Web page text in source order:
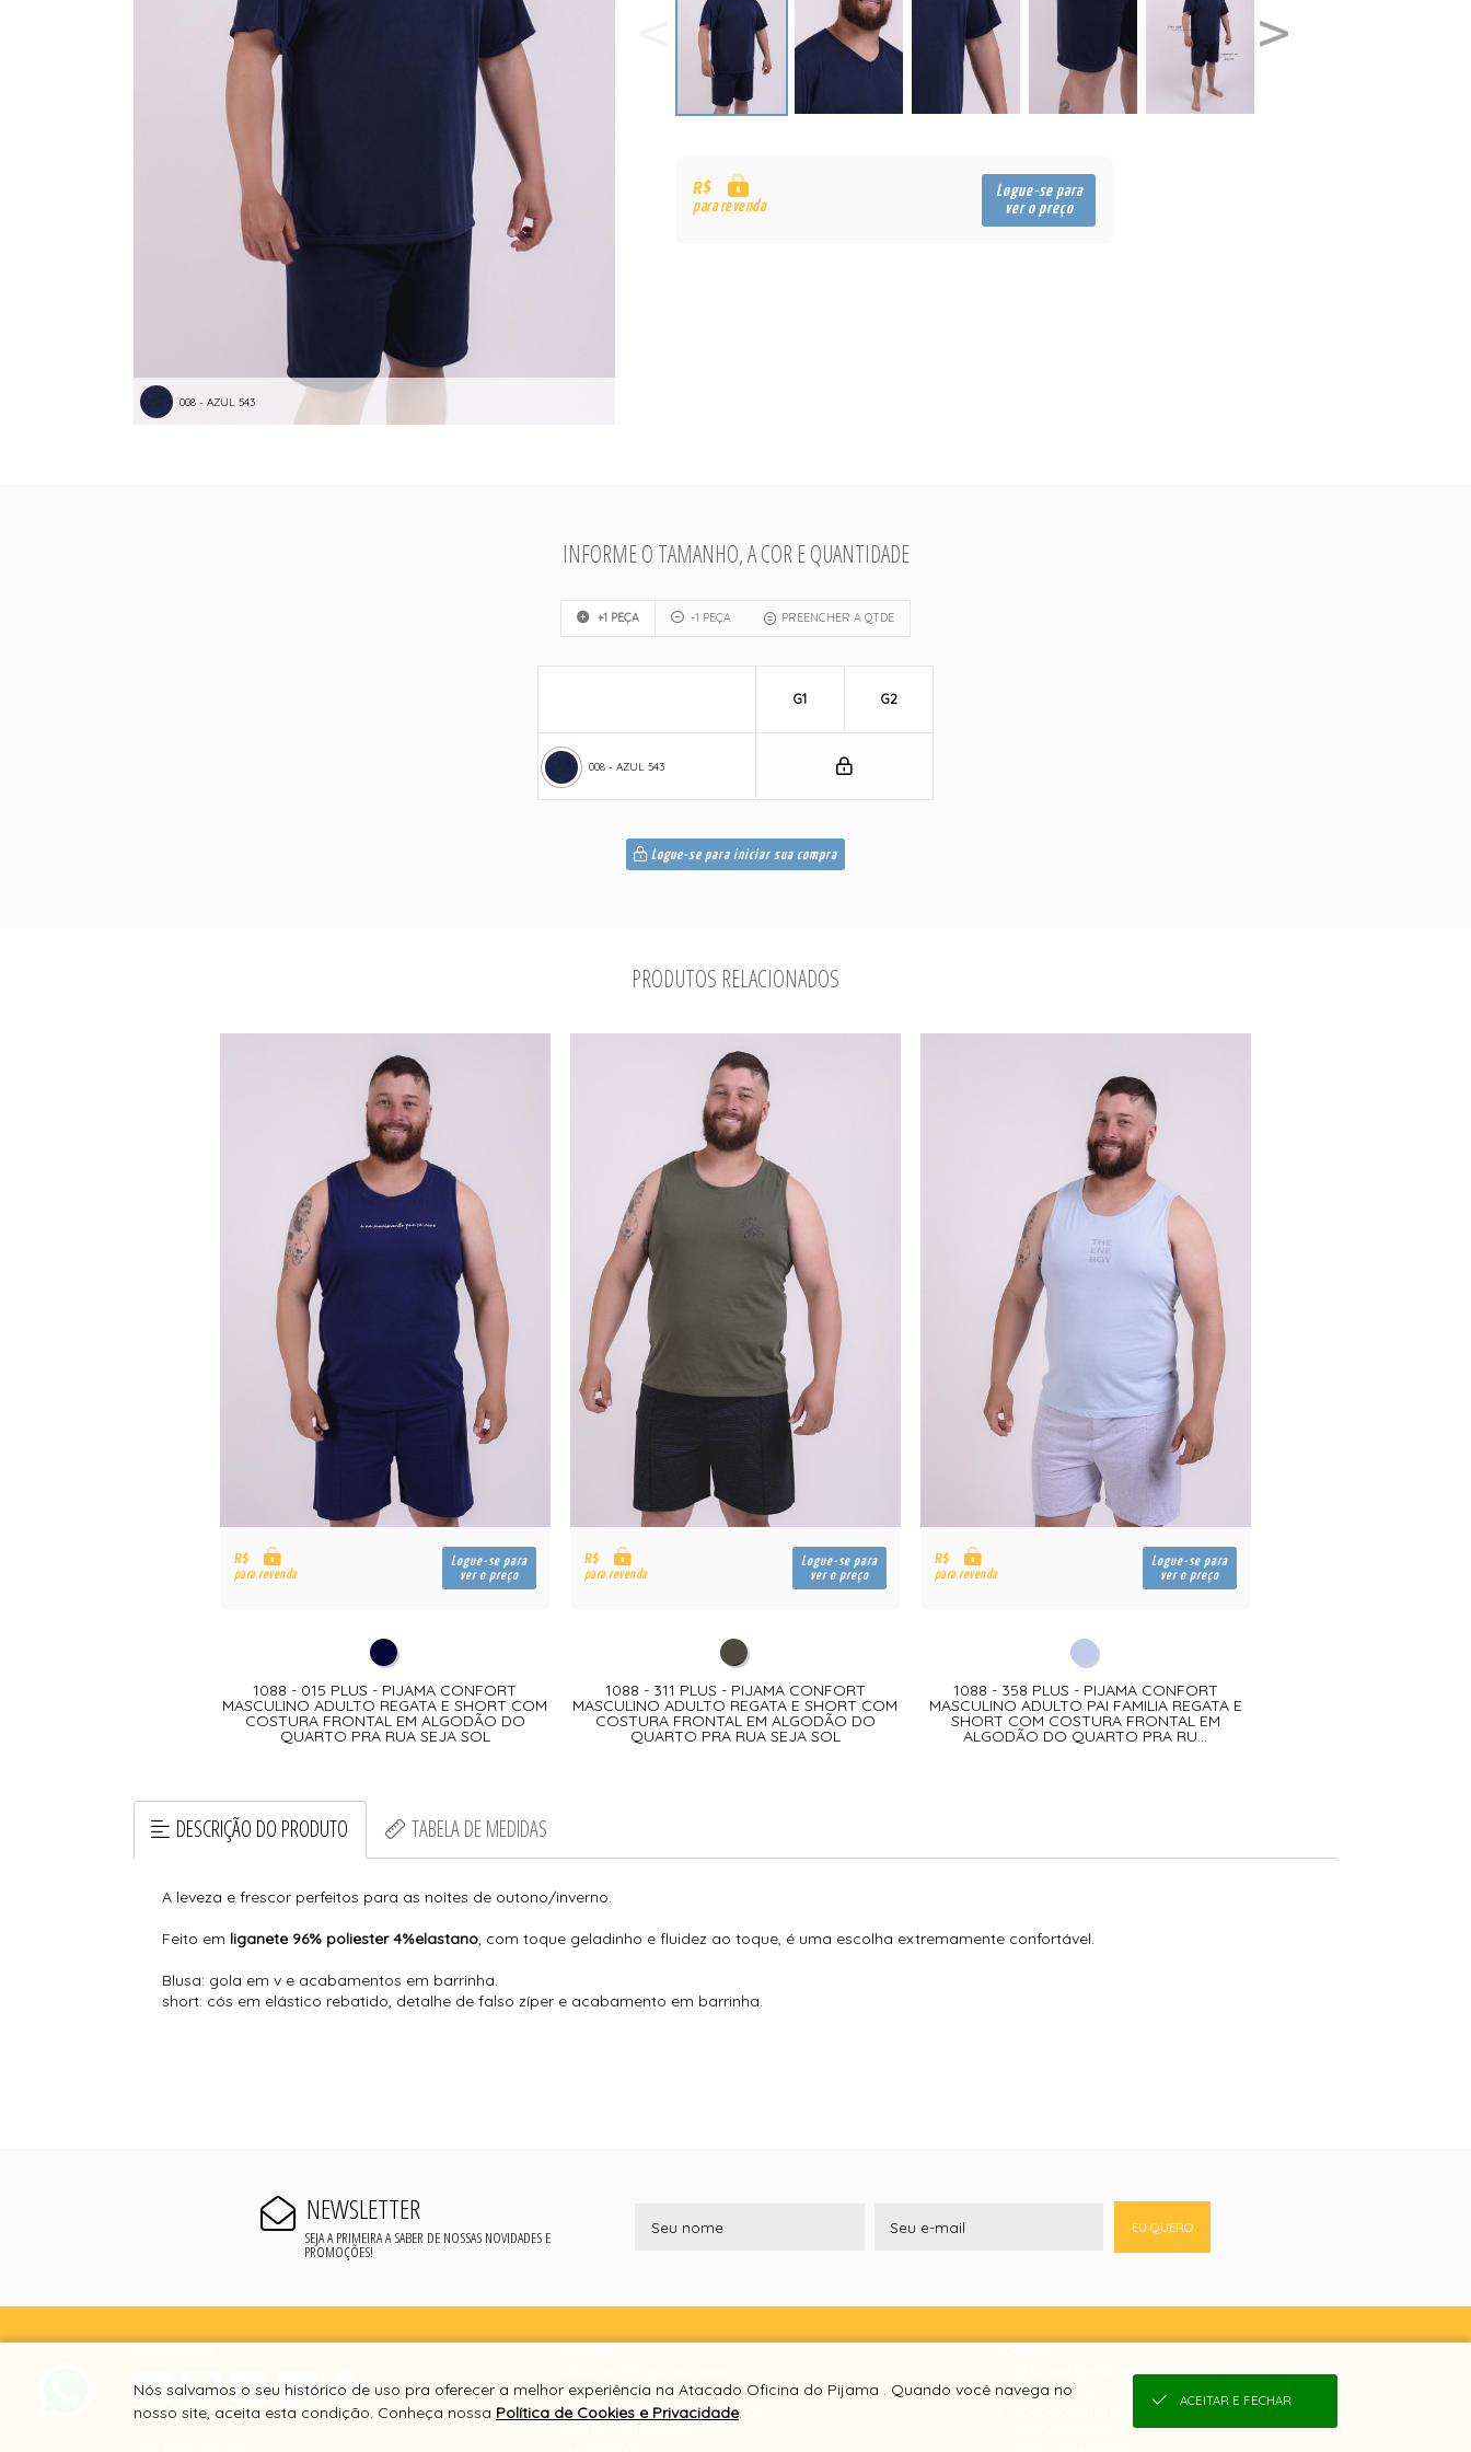
008 - AZUL 543
R$
para revenda
Logue-se para
ver o preço
INFORME O TAMANHO, A COR E QUANTIDADE
+1 PEÇA -1 PEÇA PREENCHER A QTDE
008 - AZUL 543
G1 G2
Logue-se para iniciar sua compra
PRODUTOS RELACIONADOS
R$
para revenda
Logue-se para
ver o preço
1088 - 015 PLUS - PIJAMA CONFORT
MASCULINO ADULTO REGATA E SHORT COM
COSTURA FRONTAL EM ALGODÃO DO
QUARTO PRA RUA SEJA SOL
R$
para revenda
Logue-se para
ver o preço
1088 - 311 PLUS - PIJAMA CONFORT
MASCULINO ADULTO REGATA E SHORT COM
COSTURA FRONTAL EM ALGODÃO DO
QUARTO PRA RUA SEJA SOL
R$
para revenda
Logue-se para
ver o preço
1088 - 358 PLUS - PIJAMA CONFORT
MASCULINO ADULTO PAI FAMILIA REGATA E
SHORT COM COSTURA FRONTAL EM
ALGODÃO DO QUARTO PRA RU...
DESCRIÇÃO DO PRODUTO TABELA DE MEDIDAS
A leveza e frescor perfeitos para as noites de outono/inverno.
Feito em liganete 96% poliester 4%elastano, com toque geladinho e fluidez ao toque, é uma escolha extremamente confortável.
Blusa: gola em v e acabamentos em barrinha.
short: cós em elástico rebatido, detalhe de falso zíper e acabamento em barrinha.
NEWSLETTER
SEJA A PRIMEIRA A SABER DE NOSSAS NOVIDADES E
PROMOÇÕES!
EU QUERO
CNPJ 12.703.497/0001-93
RUA JOAQUIM JOSE MARQUES, 425
SEJA UMA REVENDEDORA
QUEM SOMOS
TROCAS E DEVOLUÇÕES
Nós salvamos o seu histórico de uso pra oferecer a melhor experiência na Atacado Oficina do Pijama . Quando você navega no
nosso site, aceita esta condição. Conheça nossa Política de Cookies e Privacidade.
ACEITAR E FECHAR